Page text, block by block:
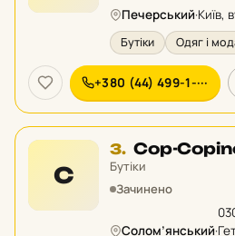
Печерський·Київ,
Бутіки Одяг і
+380 (44) 499-1-···
C
3. Місце
3
у
Cop-
Бутіки
Зачинено
Солом’янський·